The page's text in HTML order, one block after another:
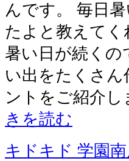
んです。 毎日
たよと教えて
暑い日が続くの
い出をたくさ
ントをご紹介
きを読む
キドキド 学園